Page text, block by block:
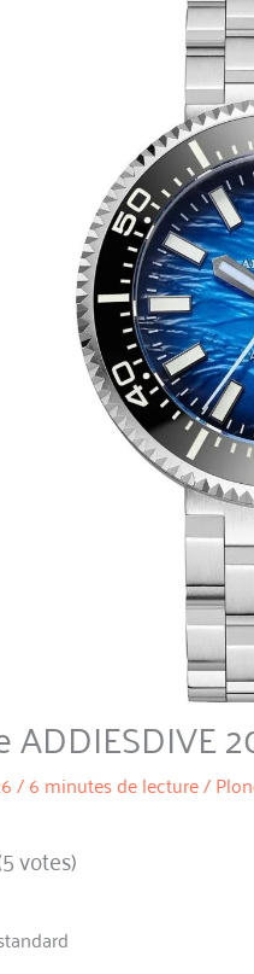
/6 minutes de lecture/
votes)